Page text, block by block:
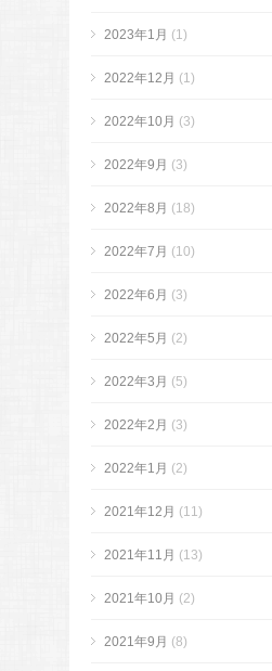
2023年1月 (1)
2022年12月 (1)
2022年10月 (3)
2022年9月 (3)
2022年8月 (18)
2022年7月 (10)
2022年6月 (3)
2022年5月 (2)
2022年3月 (5)
2022年2月 (3)
2022年1月 (2)
2021年12月 (11)
2021年11月 (13)
2021年10月 (2)
2021年9月 (8)